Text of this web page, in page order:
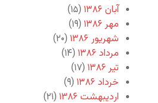
آبان ۱۳۸۶
(۱۵)
مهر ۱۳۸۶
(۱۹)
شهریور ۱۳۸۶
(۲۰)
مرداد ۱۳۸۶
(۱۴)
تیر ۱۳۸۶
(۱۷)
خرداد ۱۳۸۶
(۹)
اردیبهشت ۱۳۸۶
(۲۱)